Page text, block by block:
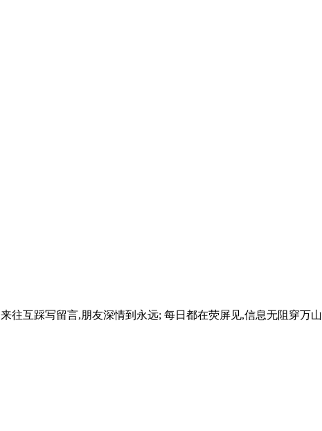
来往互踩写留言,朋友深情到永远; 每日都在荧屏见,信息无阻穿万山